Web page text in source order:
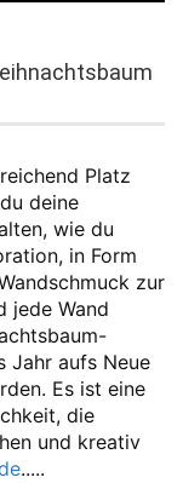
Platz
deine
wie du
in Form
zur
jede Wand
Jahr aufs Neue
Es ist eine
die
und kreativ
.....